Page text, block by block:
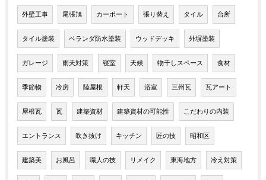
外壁工事 尾張旭 カーポート 張り替え タイル 台所
タイル塗装 ベランダ防水塗装 ウッドデッキ 外塀塗装
ガレージ 雨天対策 寝室 天候 物干しスペース 食材
季節物 冷房 陸屋根 軒天 浴室 三州瓦 瓦アート
屋根瓦 瓦 建築資材 建築資材の可能性 こだわりの内装
エントランス 吹き抜け キッチン 匠の技 昭和区
建築美 お風呂 職人の技 リメイク 東海地方 冷え対策